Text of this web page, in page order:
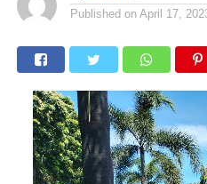
Published on April 17,